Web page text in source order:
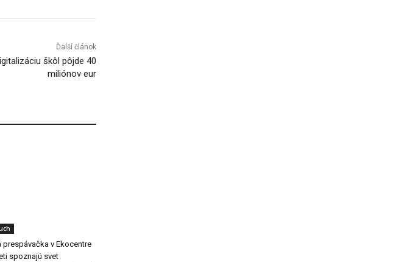
Ďalší článok
škôl pôjde 40
miliónov eur
prespávačka v Ekocentre
spoznajú svet